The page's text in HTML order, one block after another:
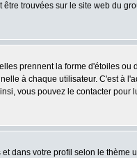
trouvées sur le site web du
prennent la forme d'étoiles
à chaque utilisateur. C'est à
vous pouvez le contacter pour
dans votre profil selon le thème